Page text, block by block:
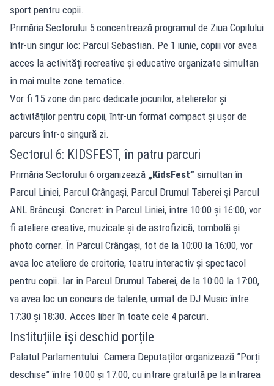
sport pentru copii.
Primăria Sectorului 5 concentrează programul de Ziua Copilului
într-un singur loc: Parcul Sebastian. Pe 1 iunie, copiii vor avea
acces la activități recreative și educative organizate simultan
în mai multe zone tematice.
Vor fi 15 zone din parc dedicate jocurilor, atelierelor și
activităților pentru copii, într-un format compact și ușor de
parcurs într-o singură zi.
Sectorul 6: KIDSFEST, în patru parcuri
Primăria Sectorului 6 organizează „KidsFest” simultan în
Parcul Liniei, Parcul Crângași, Parcul Drumul Taberei și Parcul
ANL Brâncuși. Concret: în Parcul Liniei, între 10:00 și 16:00, vor
fi ateliere creative, muzicale și de astrofizică, tombolă și
photo corner. În Parcul Crângași, tot de la 10:00 la 16:00, vor
avea loc ateliere de croitorie, teatru interactiv și spectacol
pentru copii. Iar în Parcul Drumul Taberei, de la 10:00 la 17:00,
va avea loc un concurs de talente, urmat de DJ Music între
17:30 și 18:30. Acces liber în toate cele 4 parcuri.
Instituțiile își deschid porțile
Palatul Parlamentului. Camera Deputaților organizează ”Porți
deschise” între 10:00 și 17:00, cu intrare gratuită pe la intrarea